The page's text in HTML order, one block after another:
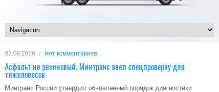
07.08.2026 Нет комментариев
Асфальт не резиновый. Минтранс ввел спецпроверку для
тяжеловесов
Минтранс России утвердил обновленный порядок диагностики